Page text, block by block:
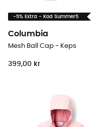
-5% Extra - Kod Summer5
Columbia
Mesh Ball Cap - Keps
399,00 kr